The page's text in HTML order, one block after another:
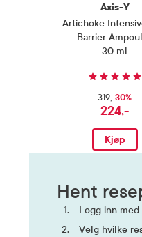
Axis-Y
Artichoke
Barrier
30 ml
319,-30%
224,-
Kjøp
Hent
Logg inn
Velg hvilke